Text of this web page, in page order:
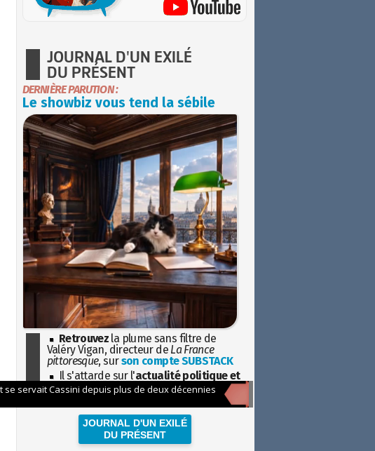
JOURNAL D'UN EXILÉ
DU PRÉSENT
DERNIÈRE PARUTION :
Le showbiz vous tend la sébile
Retrouvez la plume sans filtre de
Valéry Vigan, directeur de La France
pittoresque, surson compte SUBSTACK
Il s'attarde sur l'actualité politique et
sociétaleavec la hauteur de vue de
JOURNAL D'UN EXILÉ
DU PRÉSENT